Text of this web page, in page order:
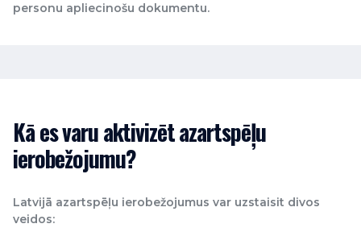
personu apliecinošu dokumentu.
Kā es varu aktivizēt azartspēļu
ierobežojumu?
Latvijā azartspēļu ierobežojumus var uzstaisit divos
veidos: